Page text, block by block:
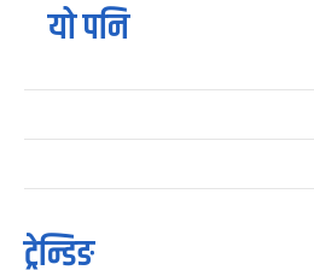
यो पनि
ट्रेन्डिङ